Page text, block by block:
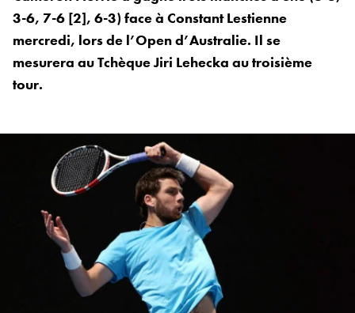
3-6, 7-6 [2], 6-3) face à Constant Lestienne
mercredi, lors de l’Open d’Australie. Il se
mesurera au Tchèque Jiri Lehecka au troisième
tour.